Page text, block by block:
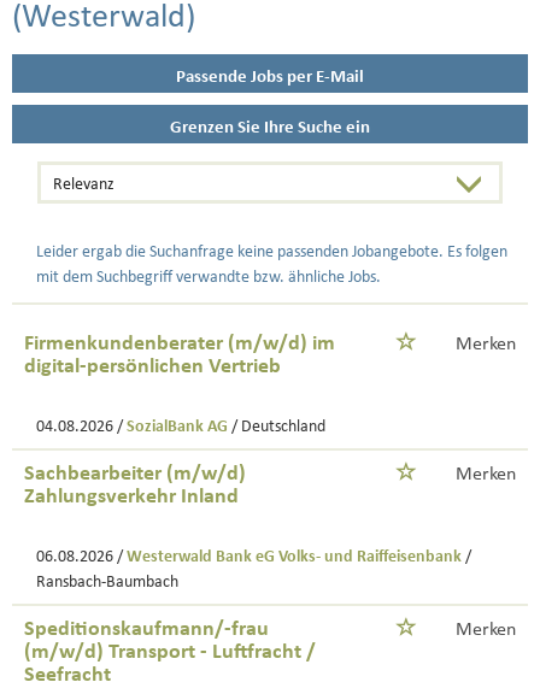
(Westerwald)
Passende Jobs per E-Mail
Grenzen Sie Ihre Suche ein
Leider ergab die Suchanfrage keine passenden Jobangebote. Es folgen
mit dem Suchbegriff verwandte bzw. ähnliche Jobs.
Firmenkundenberater (m/w/d) im
digital-persönlichen Vertrieb
Merken
04.08.2026 / SozialBank AG / Deutschland
Sachbearbeiter (m/w/d)
Zahlungsverkehr Inland
Merken
06.08.2026 / Westerwald Bank eG Volks- und Raiffeisenbank /
Ransbach-Baumbach
Speditionskaufmann/-frau
(m/w/d) Transport - Luftfracht /
Seefracht
Merken